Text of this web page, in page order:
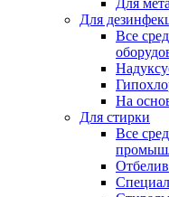
Для
Для
Все
На
Для стирки
Все